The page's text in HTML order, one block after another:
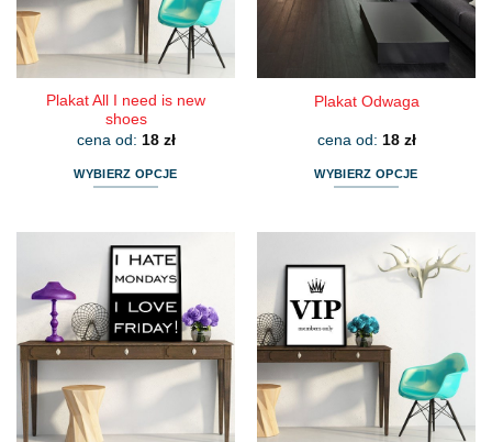
na
stronie
produktu
na
stronie
Plakat All I need is new
shoes
cena od: 18 zł
WYBIERZ OPCJE
ma
wiele
wariantów.
Opcje
można
wybrać
produktu
Plakat Odwaga
cena od: 18 zł
WYBIERZ OPCJE
wiele
wariantów.
Opcje
można
wybrać
na
stronie
produktu